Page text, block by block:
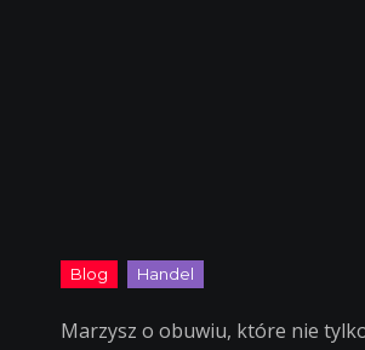
Marzysz o obuwiu, które nie